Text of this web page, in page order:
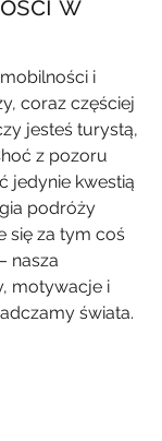
i
coraz częściej
jesteś turystą,
z pozoru
jedynie kwestią
podróży
się za tym coś
nasza
motywacje i
świata.